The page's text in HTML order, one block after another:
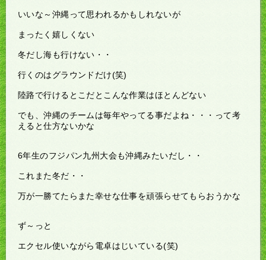
いいな～沖縄って思われるかもしれないが
まったく嬉しくない
冬だし海も行けない・・
行くのはグラウンドだけ(笑)
陸路で行けるとこだとこんな作業はほとんどない
でも、沖縄のチームは毎年やってる事だよね・・・って考
えると仕方ないかな
6年生のフジパン九州大会も沖縄みたいだし・・
これまた冬だ・・
万が一勝てたらまた幸せな仕事を頑張らせてもらおうかな
ず～っと
エクセル使いながら電卓はじいている(笑)